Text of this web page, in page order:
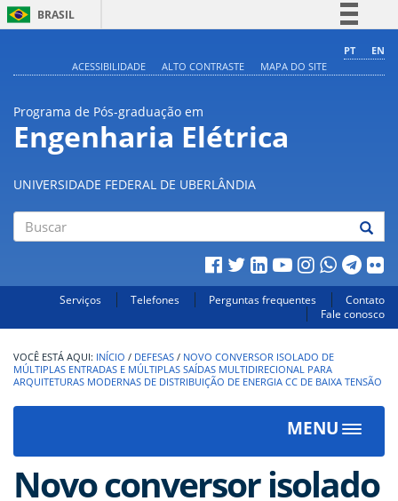
BRASIL
Comunica BR
Acesso à informação
Legislação
PT
EN
ACESSIBILIDADE
ALTO CONTRASTE MAPA DO SITE
Programa de Pós-graduação em
Engenharia Elétrica
UNIVERSIDADE FEDERAL DE UBERLÂNDIA
Serviços Telefones Perguntas frequentes
Contato
Fale conosco
INÍCIO / DEFESAS / NOVO CONVERSOR ISOLADO DE
MÚLTIPLAS ENTRADAS E MÚLTIPLAS SAÍDAS MULTIDIRECIONAL PARA
ARQUITETURAS MODERNAS DE DISTRIBUIÇÃO DE ENERGIA CC DE BAIXA TENSÃO
MENU
Toggle
Novo conversor isolado